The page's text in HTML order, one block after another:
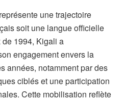
une trajectoire
soit une langue officielle
1994, Kigali a
engagement envers la
années, notamment par des
ciblés et une participation
Cette mobilisation reflète